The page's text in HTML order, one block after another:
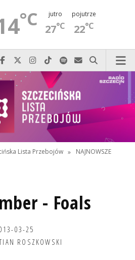
°C jutro
27°C
pojutrze
22°C
po prostu do nas zadzwoń
Odwiedź nas na Facebook-u
Odwiedź nas na X
Odwiedź nas na Instagram-ie
Odwiedź nas na TikTok-u
Szukaj nas na Spotify
Wyślij do nas
Szukaj
Lista Przebojów »
NAJNOWSZE
- Foals
03-25
ROSZKOWSKI